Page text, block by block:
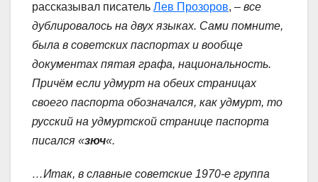
рассказывал писатель Лев Прозоров, – все
дублировалось на двух языках. Сами помните,
была в советских паспортах и вообще
документах пятая графа, национальность.
Причём если удмурт на обеих страницах
своего паспорта обозначался, как удмурт, то
русский на удмуртской странице паспорта
писался «зюч«.
…Итак, в славные советские 1970-е группа